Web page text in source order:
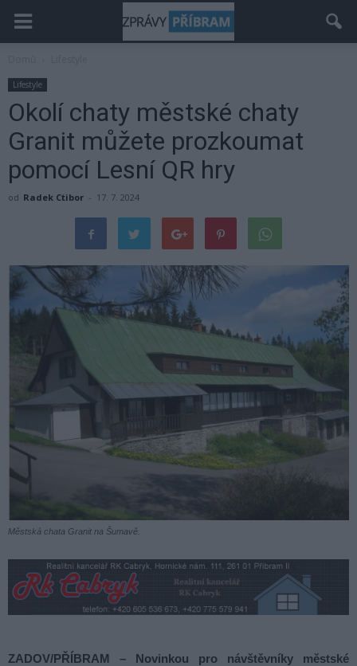
Lifestyle
Okolí chaty městské chaty
Granit můžete prozkoumat
pomocí Lesní QR hry
od Radek Ctibor - 17. 7. 2024
Městská chata Granit na Šumavě.
ZADOV/PŘÍBRAM – Novinkou pro návštěvníky městské